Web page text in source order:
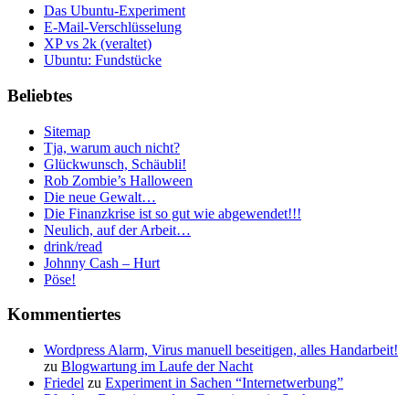
Das Ubuntu-Experiment
E-Mail-Verschlüsselung
XP vs 2k (veraltet)
Ubuntu: Fundstücke
Beliebtes
Sitemap
Tja, warum auch nicht?
Glückwunsch, Schäubli!
Rob Zombie’s Halloween
Die neue Gewalt…
Die Finanzkrise ist so gut wie abgewendet!!!
Neulich, auf der Arbeit…
drink/read
Johnny Cash – Hurt
Pöse!
Kommentiertes
Wordpress Alarm, Virus manuell beseitigen, alles Handarbeit!
zu Blogwartung im Laufe der Nacht
Friedel zu Experiment in Sachen “Internetwerbung”